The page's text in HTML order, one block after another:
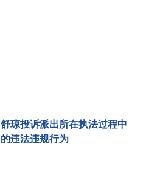
舒琼投诉派出所在执法过程中
的违法违规行为